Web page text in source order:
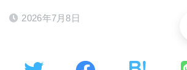
2026年7月8日